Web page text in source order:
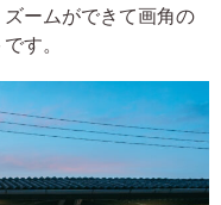
ームができて画角の
す。